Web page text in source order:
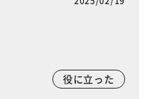
役に立った